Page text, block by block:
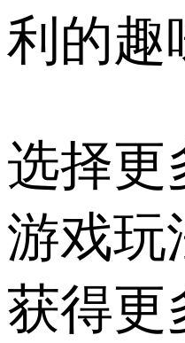
利的趣
选择更
游戏玩
获得更